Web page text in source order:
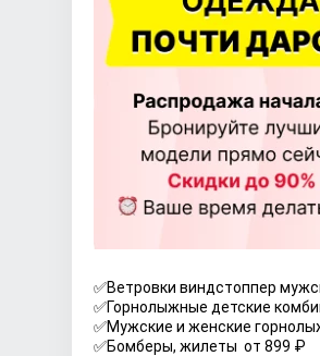
✅Ветровки виндстоппер
✅Горнолыжные детские
✅Мужские и женские
✅Бомберы, жилеты  от 899 ₽